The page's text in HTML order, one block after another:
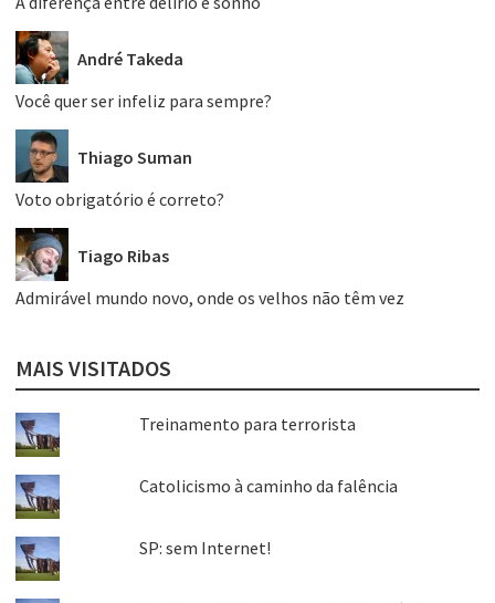
André Takeda
Você quer ser infeliz para sempre?
Thiago Suman
Voto obrigatório é correto?
Tiago Ribas
Admirável mundo novo, onde os velhos não têm vez
MAIS VISITADOS
Treinamento para terrorista
Catolicismo à caminho da falência
SP: sem Internet!